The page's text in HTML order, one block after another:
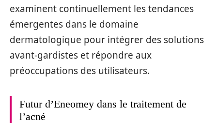
examinent continuellement les tendances
émergentes dans le domaine
dermatologique pour intégrer des solutions
avant-gardistes et répondre aux
préoccupations des utilisateurs.
Futur d’Eneomey dans le traitement de
l’acné